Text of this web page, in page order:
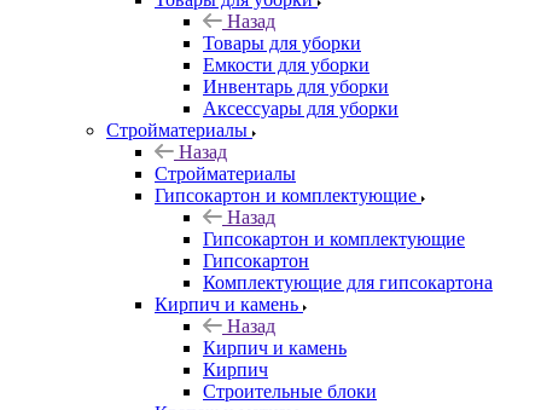
Назад
Товары для уборки
Емкости для уборки
Инвентарь для уборки
Аксессуары для уборки
Стройматериалы
Назад
Стройматериалы
Гипсокартон и комплектующие
Назад
Гипсокартон и комплектующие
Гипсокартон
Комплектующие для гипсокартона
Кирпич и камень
Назад
Кирпич и камень
Кирпич
Строительные блоки